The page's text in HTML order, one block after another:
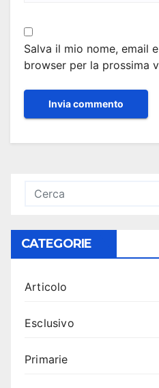
Salva il mio nome, email
browser per la prossima
CATEGORIE
Articolo
Esclusivo
Primarie